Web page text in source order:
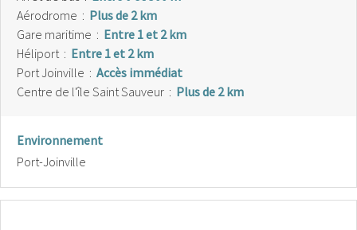
Aérodrome : Plus de 2 km
Gare maritime : Entre 1 et 2 km
Héliport : Entre 1 et 2 km
Port Joinville : Accès immédiat
Centre de l'île Saint Sauveur : Plus de 2 km
Environnement
Port-Joinville